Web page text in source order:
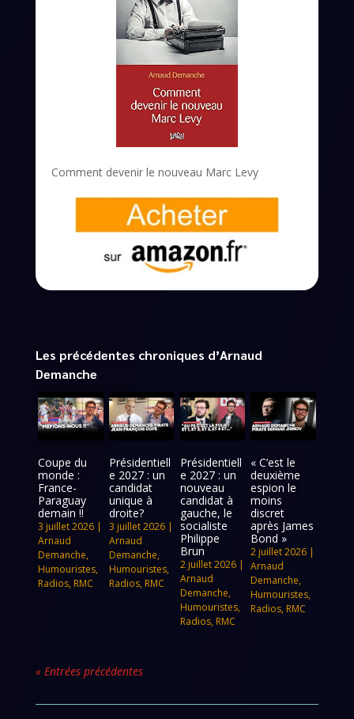
Comment devenir le nouveau Marc Levy
Les précédentes chroniques d’Arnaud
Demanche
Coupe du
monde :
France-
Paraguay
demain !!
3 juillet 2026 |
Arnaud
Demanche,
Humouristes,
Radios, RMC
Présidentiell
e 2027 : un
candidat
unique à
droite?
3 juillet 2026|
Arnaud
Demanche,
Humouristes,
Radios, RMC
Présidentiell
e 2027 : un
nouveau
candidat à
gauche, le
socialiste
Philippe
Brun
2 juillet 2026|
Arnaud
Demanche,
Humouristes,
Radios, RMC
« C’est le
deuxième
espion le
moins
discret
après James
Bond »
2 juillet 2026 |
Arnaud
Demanche,
Humouristes,
Radios, RMC
« Entrées précédentes